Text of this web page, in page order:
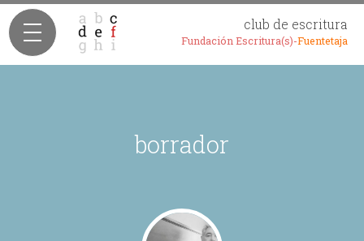
club de escritura
Fundación Escritura(s)-Fuentetaja
borrador